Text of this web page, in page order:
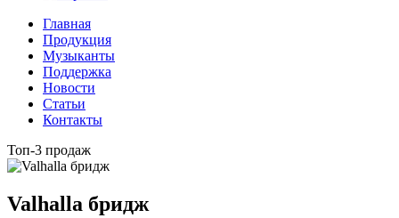
Главная
Продукция
Музыканты
Поддержка
Новости
Статьи
Контакты
Топ-3 продаж
Valhalla бридж